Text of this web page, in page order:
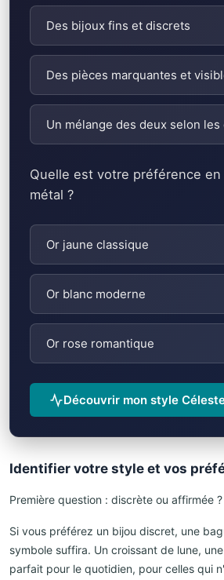
Des bijoux fins et discrets
Des pièces marquantes et
Un mélange des deux selon les
Quelle est votre préférence en
métal ?
Or jaune classique
Or blanc moderne
Or rose romantique
Découvrir mon style
Identifier votre style et vos
Première question : discrète ou affirmée ?
Si vous préférez un bijou discret, une
symbole suffira. Un croissant de lune,
parfait pour le quotidien, pour celles qui